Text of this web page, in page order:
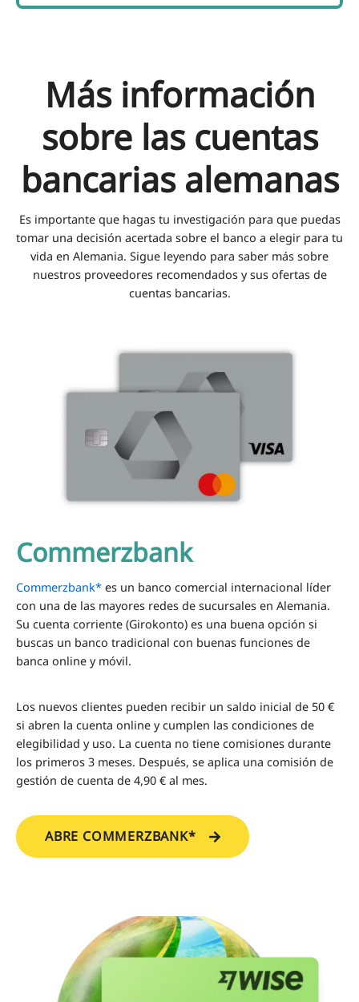
Más información
sobre las cuentas
bancarias alemanas
Es importante que hagas tu investigación para que puedas
tomar una decisión acertada sobre el banco a elegir para tu
vida en Alemania. Sigue leyendo para saber más sobre
nuestros proveedores recomendados y sus ofertas de
cuentas bancarias.
Commerzbank
Commerzbank* es un banco comercial internacional líder
con una de las mayores redes de sucursales en Alemania.
Su cuenta corriente (Girokonto) es una buena opción si
buscas un banco tradicional con buenas funciones de
banca online y móvil.
Los nuevos clientes pueden recibir un saldo inicial de 50 €
si abren la cuenta online y cumplen las condiciones de
elegibilidad y uso. La cuenta no tiene comisiones durante
los primeros 3 meses. Después, se aplica una comisión de
gestión de cuenta de 4,90 € al mes.
ABRE COMMERZBANK*